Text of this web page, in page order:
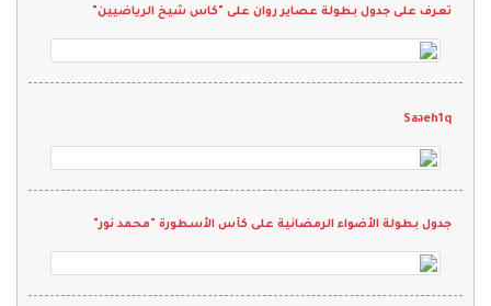
تعرف على جدول بطولة عصاير روان على "كاس شيخ الرياضيين"
Saəeh1q
جدول بطولة الأضواء الرمضانية على كأس الأسطورة "محمد نور"